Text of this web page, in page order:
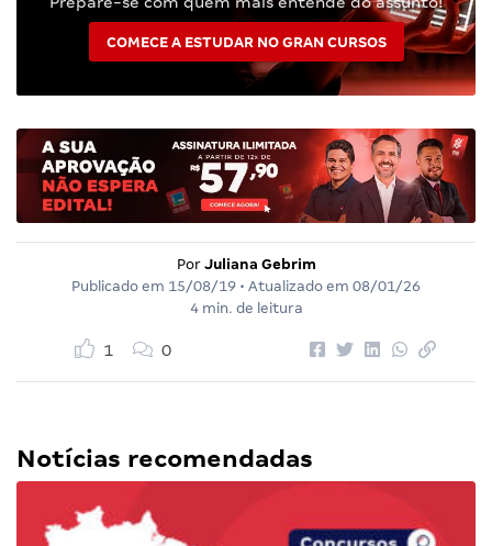
COMECE A ESTUDAR NO GRAN CURSOS
Por Juliana Gebrim
Publicado em 15/08/19 • Atualizado em 08/01/26
4 min. de leitura
1 0
Notícias recomendadas